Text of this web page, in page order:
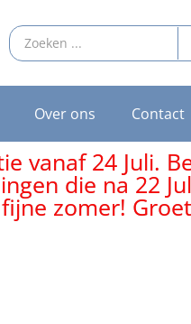
Over ons Contact
vanaf 24 Juli.
die na 22
zomer!